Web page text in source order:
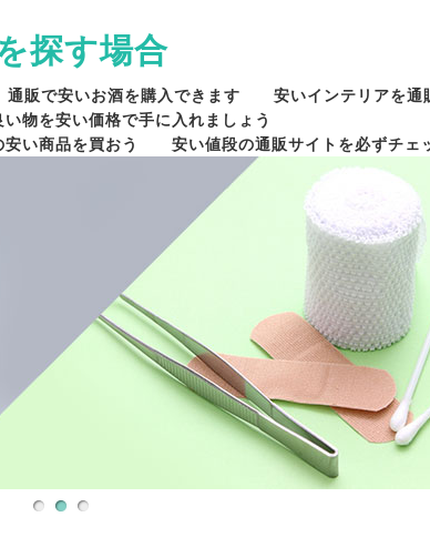
探す場合
通販で安いお酒を購入できます
安いインテリアを通
物を安い価格で手に入れましょう
安い商品を買おう
安い値段の通販サイトを必ずチェ